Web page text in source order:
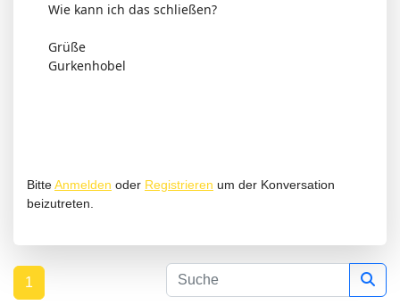
Wie kann ich das schließen?
Grüße
Gurkenhobel
BitteAnmelden oder Registrieren um der Konversation
beizutreten.
1